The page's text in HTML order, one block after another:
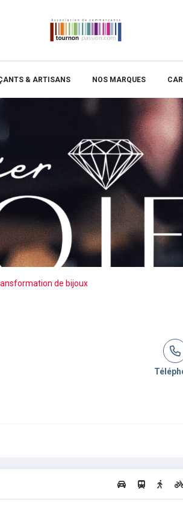
& ARTISANS NOS MARQUES
de bijoux